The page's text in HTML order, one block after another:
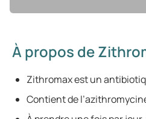
À propos de
Zithromax est un
Contient de